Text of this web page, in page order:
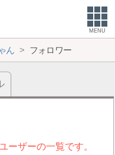
MENU
ん フォロワー
ーザーの一覧です。